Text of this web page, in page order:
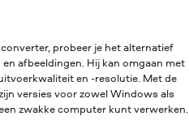
probeer je het alternatief
afbeeldingen. Hij kan omgaan met
en -resolutie. Met de
versies voor zowel Windows als
zwakke computer kunt verwerken.